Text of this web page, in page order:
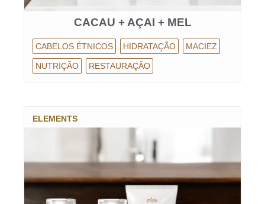
CACAU + AÇAI + MEL
CABELOS ÉTNICOS HIDRATAÇÃO MACIEZ
NUTRIÇÃO RESTAURAÇÃO
ELEMENTS